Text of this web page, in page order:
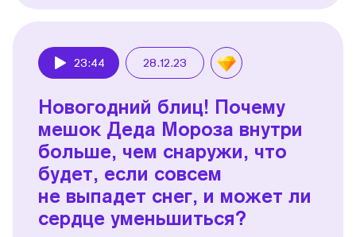
23:44 28.12.23
Новогодний блиц! Почему
мешок Деда Мороза внутри
больше, чем снаружи, что
будет, если совсем
не выпадет снег, и может ли
сердце уменьшиться?